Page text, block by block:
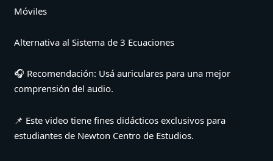
Móviles
Alternativa al Sistema de 3 Ecuaciones
🎧 Recomendación: Usá auriculares para una mejor
comprensión del audio.
📌 Este video tiene fines didácticos exclusivos para
estudiantes de Newton Centro de Estudios.